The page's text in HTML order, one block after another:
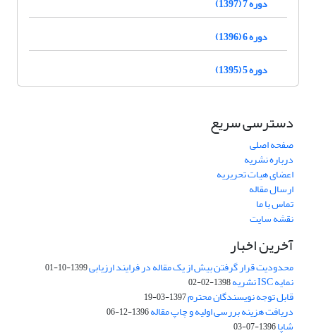
دوره 6 (1396)
دوره 5 (1395)
دسترسی سریع
صفحه اصلی
درباره نشریه
اعضای هیات تحریریه
ارسال مقاله
تماس با ما
نقشه سایت
آخرین اخبار
محدودیت قرار گرفتن بیش از یک مقاله در فرایند ارزیابی1399-10-01
نمایه ISC نشریه 1398-02-02
قابل توجه نویسندگان محترم1397-03-19
دریافت هزینه بررسی اولیه و چاپ مقاله1396-12-06
شاپا1396-07-03